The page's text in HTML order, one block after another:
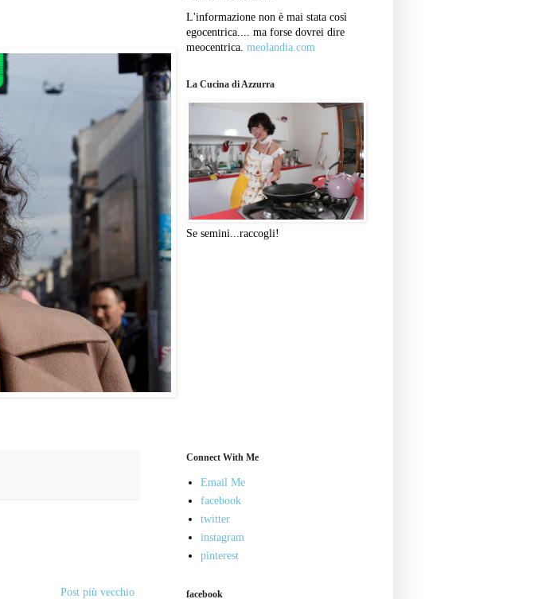
Post più vecchio
L'informazione non è mai stata così
egocentrica.... ma forse dovrei dire
meocentrica. meolandia.com
La Cucina di Azzurra
Se semini...raccogli!
Connect With Me
Email Me
facebook
twitter
instagram
pinterest
facebook